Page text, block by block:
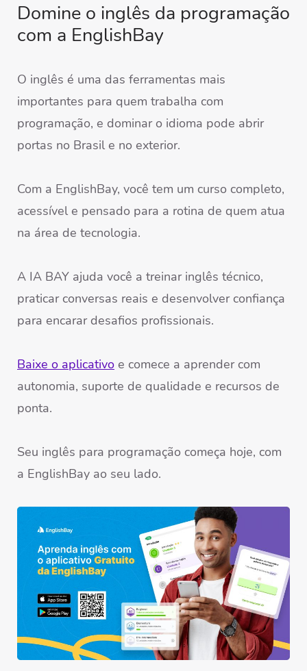
Domine o inglês da programação
com a EnglishBay
O inglês é uma das ferramentas mais
importantes para quem trabalha com
programação, e dominar o idioma pode abrir
portas no Brasil e no exterior.
Com a EnglishBay, você tem um curso completo,
acessível e pensado para a rotina de quem atua
na área de tecnologia.
A IA BAY ajuda você a treinar inglês técnico,
praticar conversas reais e desenvolver confiança
para encarar desafios profissionais.
Baixe o aplicativo e comece a aprender com
autonomia, suporte de qualidade e recursos de
ponta.
Seu inglês para programação começa hoje, com
a EnglishBay ao seu lado.